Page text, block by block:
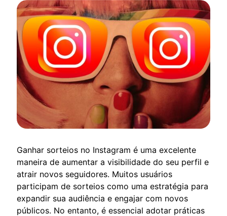
Ganhar sorteios no Instagram é uma excelente
maneira de aumentar a visibilidade do seu perfil e
atrair novos seguidores. Muitos usuários
participam de sorteios como uma estratégia para
expandir sua audiência e engajar com novos
públicos. No entanto, é essencial adotar práticas